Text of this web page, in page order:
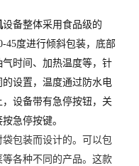
设备整体采用食品级的
45度进行倾斜包装，底部
时间、加热温度等，针
设置，温度通过防水电
设备带有急停按钮，关
急停按键。
包装而设计的。可以包
各种不同的产品。这款